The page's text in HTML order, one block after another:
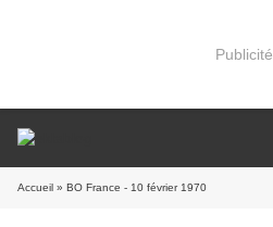
Publicité
Accueil » BO France - 10 février 1970